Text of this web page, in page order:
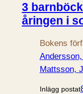
3
åringen i
Bokens
Mattsson,
Inlägg postat